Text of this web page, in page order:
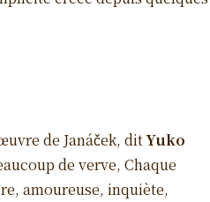
de Janáček, ditYuko
de verve, Chaque
amoureuse, inquiète,